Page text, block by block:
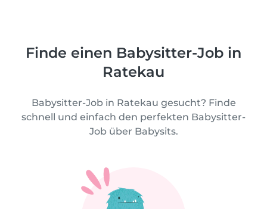
Finde einen Babysitter-Job in
Ratekau
Babysitter-Job in Ratekau gesucht? Finde
schnell und einfach den perfekten Babysitter-
Job über Babysits.